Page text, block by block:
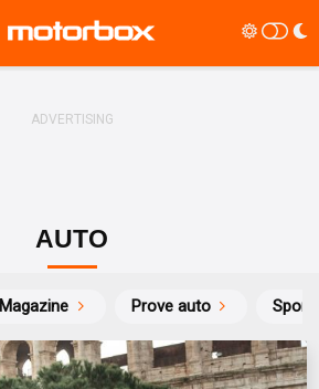
AUTO
Magazine Prove auto Sport